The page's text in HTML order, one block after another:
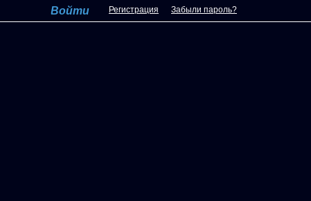
Регистрация Забыли пароль?